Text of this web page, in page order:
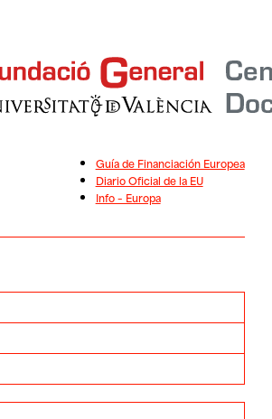
Guía de Financiación Europea
Diario Oficial de la EU
Info – Europa